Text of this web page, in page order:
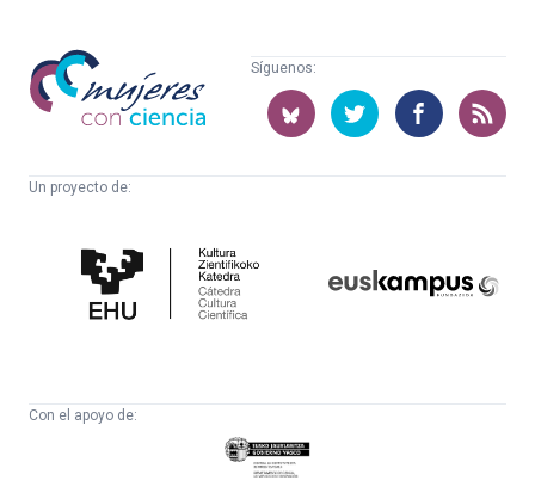
Mujeres
con
ciencia
Síguenos:
Un proyecto de:
Cultura
Científica
Con el apoyo de:
Eusko
Jaurlaritza